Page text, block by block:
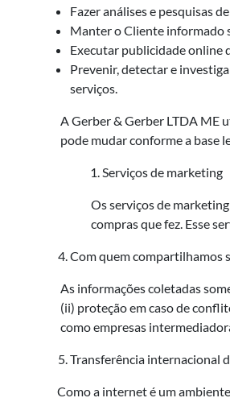
Fazer análises e pesquisas
Manter o Cliente informado
Executar publicidade online
Prevenir, detectar e
serviços.
A Gerber & Gerber LTDA ME
pode mudar conforme a base
Serviços de marketing
Os serviços de
compras que fez. Esse
Com quem compartilhamos
As informações coletadas
(ii) proteção em caso de
como empresas
Transferência internacional
Como a internet é um